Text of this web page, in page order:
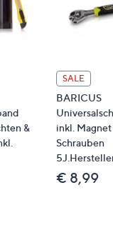
&
SALE
BARICUS
inkl.
Schrauben
€ 8,99